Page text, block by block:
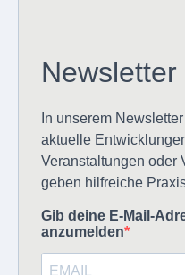
Newsletter
In unserem
aktuelle
Veranstaltungen oder
geben hilfreiche
Gib deine E-Mail-
anzumelden